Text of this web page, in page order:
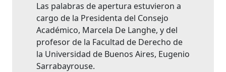
Las palabras de apertura estuvieron a
cargo de la Presidenta del Consejo
Académico, Marcela De Langhe, y del
profesor de la Facultad de Derecho de
la Universidad de Buenos Aires, Eugenio
Sarrabayrouse.